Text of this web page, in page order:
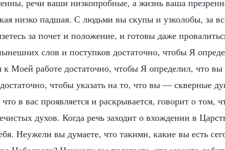
речи ваши низкопробные, а жизнь ваша
низко падшая. С людьми вы скупы и узколобы, за
за почет и положение, и готовы даже
слов и поступков достаточно, чтобы Я
Моей работе достаточно, чтобы Я определил, что
чтобы указать на то, что вы — скверные
в вас проявляется и раскрывается, говорит о
духов. Когда речь заходит о вхождении в
Неужели вы думаете, что такими, какие вы есть